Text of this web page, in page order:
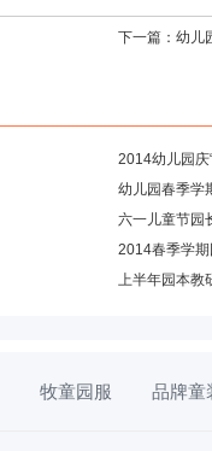
下一篇： 幼儿
2014幼儿园庆
幼儿园春季学
六一儿童节园
2014春季学期
上半年园本教
牧童园服 品牌童